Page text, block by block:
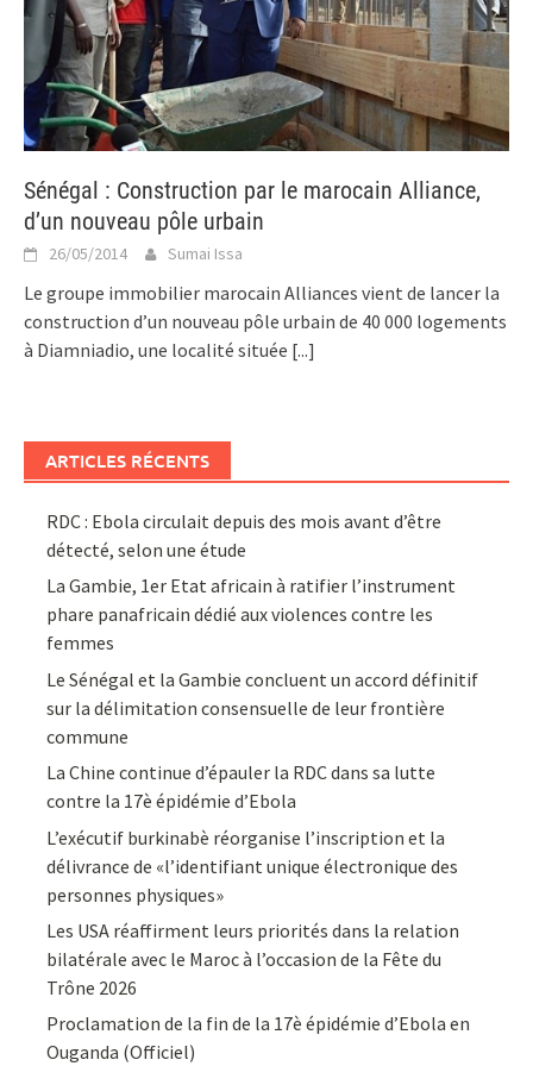
Sénégal : Construction par le marocain Alliance,
d’un nouveau pôle urbain
26/05/2014 Sumai Issa
Le groupe immobilier marocain Alliances vient de lancer la
construction d’un nouveau pôle urbain de 40 000 logements
à Diamniadio, une localité située [...]
ARTICLES RÉCENTS
RDC : Ebola circulait depuis des mois avant d’être
détecté, selon une étude
La Gambie, 1er Etat africain à ratifier l’instrument
phare panafricain dédié aux violences contre les
femmes
Le Sénégal et la Gambie concluent un accord définitif
sur la délimitation consensuelle de leur frontière
commune
La Chine continue d’épauler la RDC dans sa lutte
contre la 17è épidémie d’Ebola
L’exécutif burkinabè réorganise l’inscription et la
délivrance de «l’identifiant unique électronique des
personnes physiques»
Les USA réaffirment leurs priorités dans la relation
bilatérale avec le Maroc à l’occasion de la Fête du
Trône 2026
Proclamation de la fin de la 17è épidémie d’Ebola en
Ouganda (Officiel)